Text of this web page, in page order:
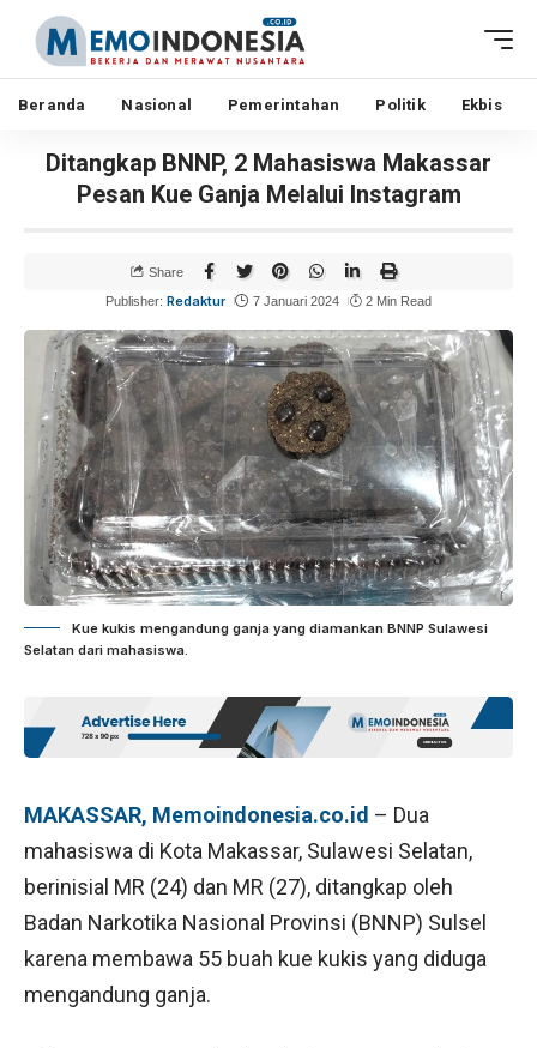
Beranda Nasional Pemerintahan Politik Ekbis
Ditangkap BNNP, 2 Mahasiswa Makassar
Pesan Kue Ganja Melalui Instagram
Publisher: Redaktur 7 Januari 2024 2 Min Read
Share
Kue kukis mengandung ganja yang diamankan BNNP Sulawesi
Selatan dari mahasiswa.
MAKASSAR, Memoindonesia.co.id – Dua
mahasiswa di Kota Makassar, Sulawesi Selatan,
berinisial MR (24) dan MR (27), ditangkap oleh
Badan Narkotika Nasional Provinsi (BNNP) Sulsel
karena membawa 55 buah kue kukis yang diduga
mengandung ganja.